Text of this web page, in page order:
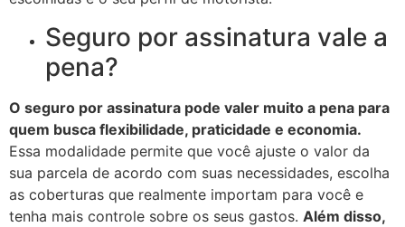
Seguro por assinatura vale a
pena?
O seguro por assinatura pode valer muito a pena para
quem busca flexibilidade, praticidade e economia.
Essa modalidade permite que você ajuste o valor da
sua parcela de acordo com suas necessidades, escolha
as coberturas que realmente importam para você e
tenha mais controle sobre os seus gastos. Além disso,